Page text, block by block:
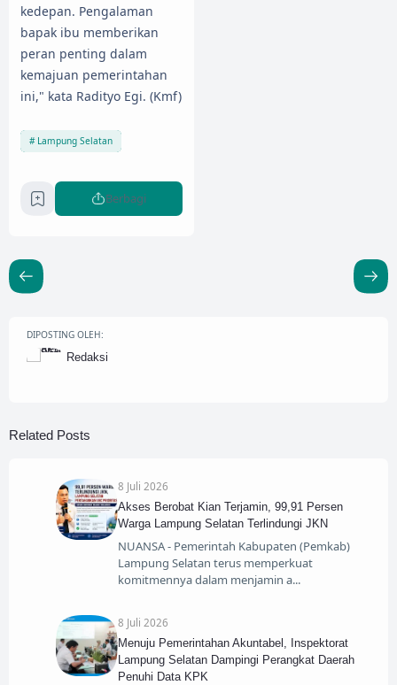
kedepan. Pengalaman
bapak ibu memberikan
peran penting dalam
kemajuan pemerintahan
ini," kata Radityo Egi. (Kmf)
Lampung Selatan
Berbagi
DIPOSTING OLEH:
Redaksi
Related Posts
8 Juli 2026
Akses Berobat Kian Terjamin, 99,91 Persen
Warga Lampung Selatan Terlindungi JKN
NUANSA - Pemerintah Kabupaten (Pemkab)
Lampung Selatan terus memperkuat
komitmennya dalam menjamin a
8 Juli 2026
Menuju Pemerintahan Akuntabel, Inspektorat
Lampung Selatan Dampingi Perangkat Daerah
Penuhi Data KPK